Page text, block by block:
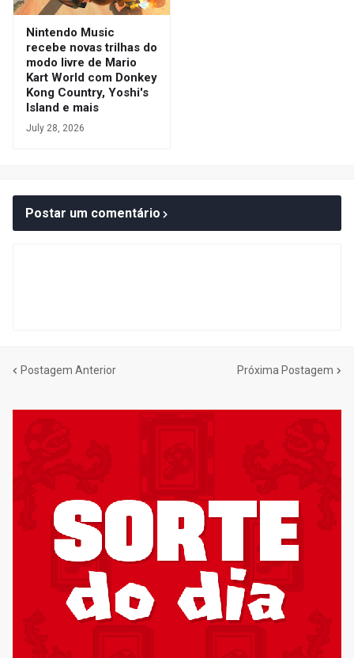
Nintendo Music
recebe novas trilhas do
modo livre de Mario
Kart World com Donkey
Kong Country, Yoshi's
Island e mais
July 28, 2026
Postar um comentário
Postagem Anterior Próxima Postagem